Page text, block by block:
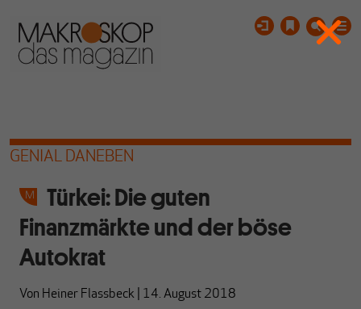
GENIAL DANEBEN
Türkei: Die guten
Finanzmärkte und der böse
Autokrat
Von Heiner Flassbeck 14. August 2018